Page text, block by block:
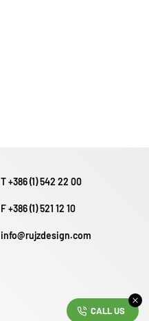
T +386 (1) 542 22 00
F +386 (1) 521 12 10
info@rujzdesign.com
CALL US